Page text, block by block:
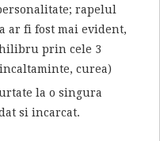
rapelul
ar fi fost mai evident,
prin cele 3
curea)
la o singura
si incarcat.